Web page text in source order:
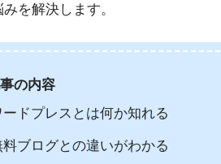
を解決します。
の内容
ードプレスとは何か知れる
料ブログとの違いがわかる